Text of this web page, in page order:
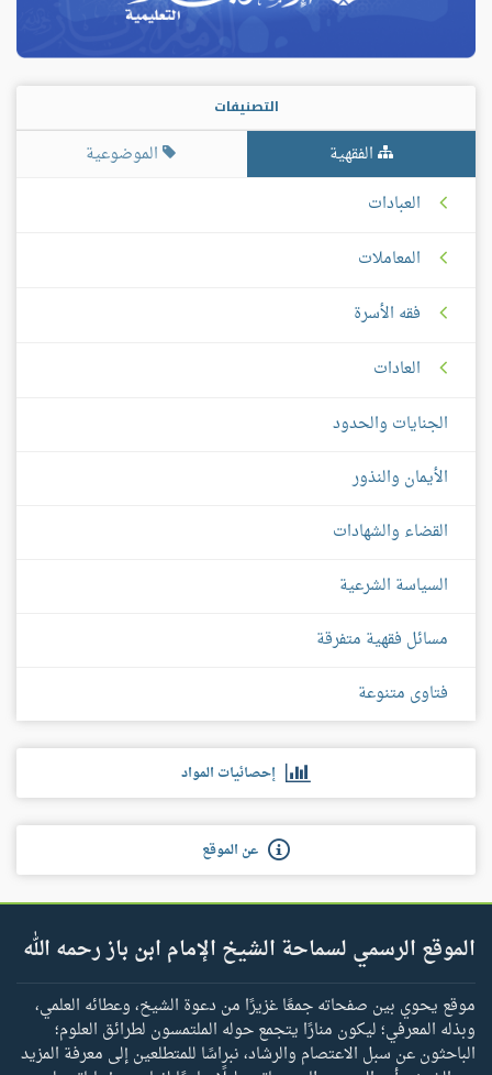
التصنيفات
الفقهية
الموضوعية
العبادات
المعاملات
فقه الأسرة
العادات
الجنايات والحدود
الأيمان والنذور
القضاء والشهادات
السياسة الشرعية
مسائل فقهية متفرقة
فتاوى متنوعة
إحصائيات المواد
عن الموقع
الموقع الرسمي لسماحة الشيخ الإمام ابن باز رحمه الله
موقع يحوي بين صفحاته جمعًا غزيرًا من دعوة الشيخ، وعطائه العلمي،
وبذله المعرفي؛ ليكون منارًا يتجمع حوله الملتمسون لطرائق العلوم؛
الباحثون عن سبل الاعتصام والرشاد، نبراسًا للمتطلعين إلى معرفة المزيد